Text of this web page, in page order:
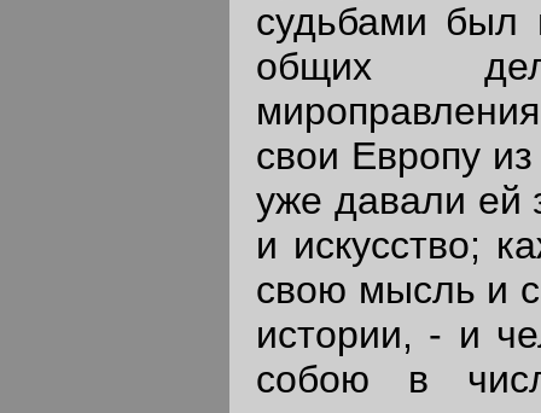
судьбами был
общих
свои Европу
уже давали ей
и искусство;
свою мысль и
истории, - и
собою в